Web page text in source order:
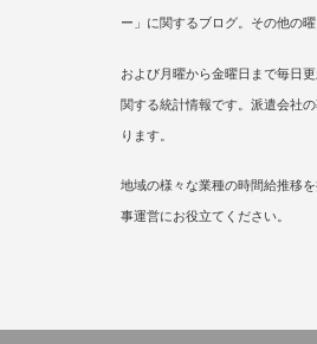
ー」に関するブログ。その他の
および月曜から金曜日まで毎日
関する統計情報です。派遣会社
ります。
地域の様々な業種の時間給推移
事運営にお役立てください。